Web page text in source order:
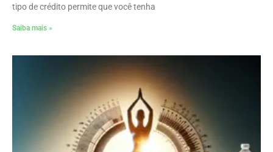
tipo de crédito permite que você tenha
Saiba mais »